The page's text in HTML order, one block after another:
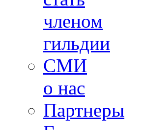
членом
гильдии
СМИ
о нас
Партнеры